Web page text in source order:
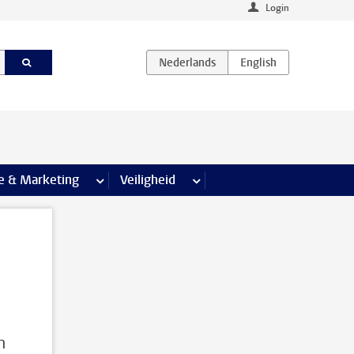
Login
& Marketing meer Communicatie & Marketing pagina’s
Veiligheid meer Veiligheid pagina’s